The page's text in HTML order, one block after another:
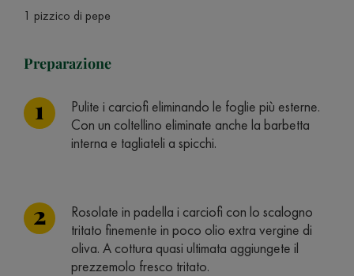
1 pizzico di pepe
Preparazione
Pulite i carciofi eliminando le foglie più esterne.
Con un coltellino eliminate anche la barbetta
interna e tagliateli a spicchi.
Rosolate in padella i carciofi con lo scalogno
tritato finemente in poco olio extra vergine di
oliva. A cottura quasi ultimata aggiungete il
prezzemolo fresco tritato.